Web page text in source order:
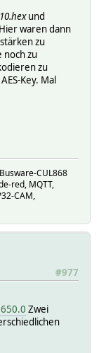
und
waren dann
zu
noch zu
zu
Key. Mal
CUL868
red, MQTT,
CAM,
#977
Zwei